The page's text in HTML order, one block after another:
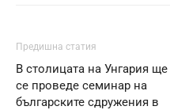
Предишна статия
В столицата на Унгария ще
се проведе семинар на
българските сдружения в